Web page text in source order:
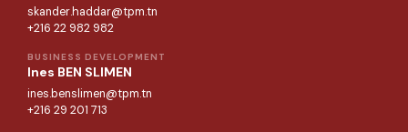
skander.haddar@tpm.tn
+216 22 982 982
BUSINESS DEVELOPMENT
Ines BEN SLIMEN
ines.benslimen@tpm.tn
+216 29 201 713